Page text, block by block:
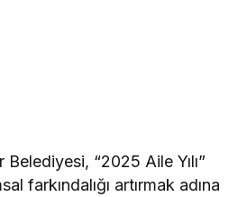
“2025 Aile Yılı”
farkındalığı artırmak adına